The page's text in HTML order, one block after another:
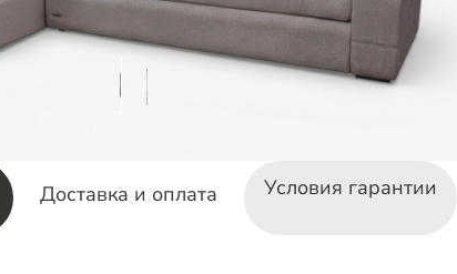
Доставка и оплата Условия гарантии